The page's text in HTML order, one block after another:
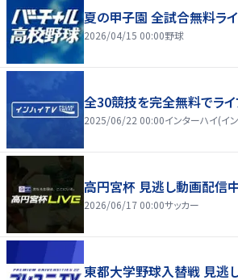
夏の甲子園 全試合無料ライ
2026/04/15 00:00野球
全30競技を完全無料でライ
2025/06/22 00:00インターハイ(イ
高円宮杯 見逃し動画配信中
2026/06/17 00:00サッカー
東都大学野球入替戦 見逃